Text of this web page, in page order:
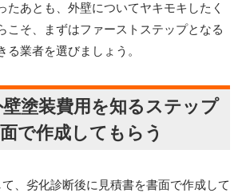
たあとも、外壁についてヤキモキしたく
こそ、まずはファーストステップとなる
業者を選びましょう。
塗装費用を知るステップ
で作成してもらう
、劣化診断後に見積書を書面で作成して